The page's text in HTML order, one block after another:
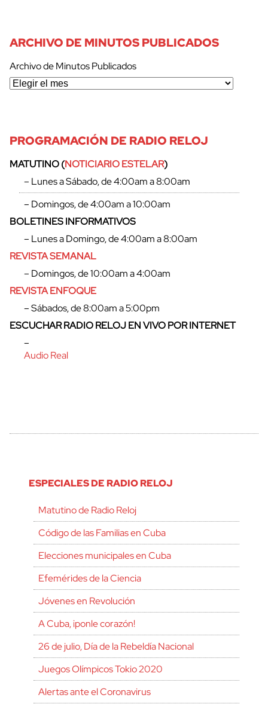
cerrar
ARCHIVO DE MINUTOS PUBLICADOS
Archivo de Minutos Publicados
PROGRAMACIÓN DE RADIO RELOJ
MATUTINO (NOTICIARIO ESTELAR)
– Lunes a Sábado, de 4:00am a 8:00am
– Domingos, de 4:00am a 10:00am
BOLETINES INFORMATIVOS
– Lunes a Domingo, de 4:00am a 8:00am
REVISTA SEMANAL
– Domingos, de 10:00am a 4:00am
REVISTA ENFOQUE
– Sábados, de 8:00am a 5:00pm
ESCUCHAR RADIO RELOJ EN VIVO POR INTERNET
–
Audio Real
ESPECIALES DE RADIO RELOJ
Matutino de Radio Reloj
Código de las Familias en Cuba
Elecciones municipales en Cuba
Efemérides de la Ciencia
Jóvenes en Revolución
A Cuba, ¡ponle corazón!
26 de julio, Día de la Rebeldía Nacional
Juegos Olímpicos Tokio 2020
Alertas ante el Coronavirus